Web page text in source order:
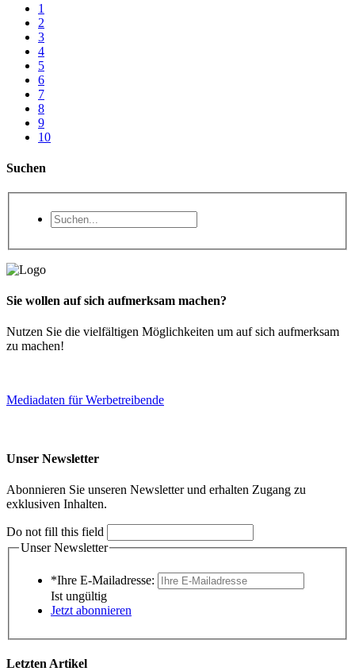
1
2
3
4
5
6
7
8
9
10
Suchen
Sie wollen auf sich aufmerksam machen?
Nutzen Sie die vielfältigen Möglichkeiten um auf sich aufmerksam
zu machen!
Mediadaten für Werbetreibende
Unser Newsletter
Abonnieren Sie unseren Newsletter und erhalten Zugang zu
exklusiven Inhalten.
Do not fill this field
Unser Newsletter
*Ihre E-Mailadresse:
Ist ungültig
Jetzt abonnieren
Letzten Artikel